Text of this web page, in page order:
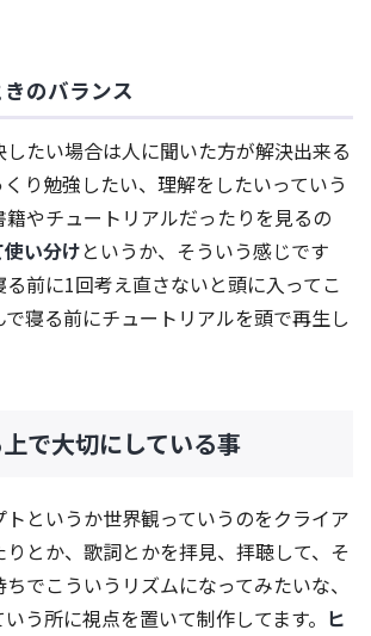
のバランス
たい場合は人に聞いた方が解決出来る
り勉強したい、理解をしたいっていう
やチュートリアルだったりを見るの
い分けというか、そういう感じです
前に1回考え直さないと頭に入ってこ
寝る前にチュートリアルを頭で再生し
で大切にしている事
というか世界観っていうのをクライア
とか、歌詞とかを拝見、拝聴して、そ
でこういうリズムになってみたいな、
う所に視点を置いて制作してます。 ヒ